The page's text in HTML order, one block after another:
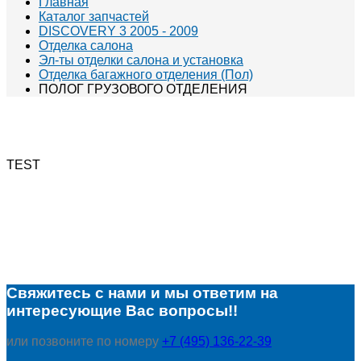
Каталог запчастей
DISCOVERY 3 2005 - 2009
Отделка салона
Эл-ты отделки салона и установка
Отделка багажного отделения (Пол)
ПОЛОГ ГРУЗОВОГО ОТДЕЛЕНИЯ
TEST
Свяжитесь с нами и мы ответим на
интересующие Вас вопросы!!
или позвоните по номеру +7 (495) 136-22-39